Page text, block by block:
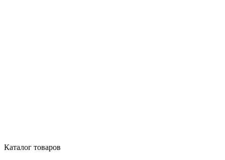
Каталог товаров